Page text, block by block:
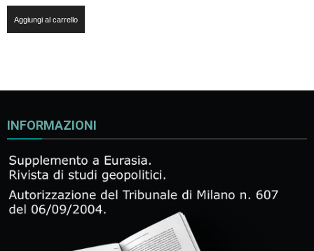
Aggiungi al carrello
INFORMAZIONI